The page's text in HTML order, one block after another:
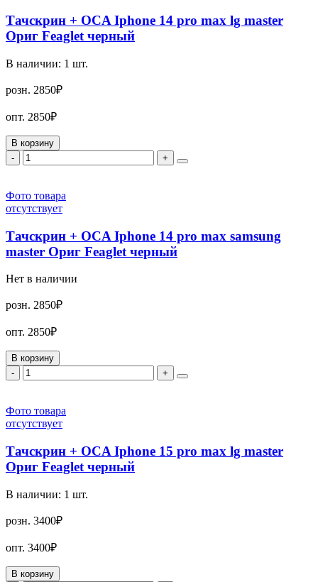
Тачскрин + OCA Iphone 14 pro max lg master
Ориг Feaglet черный
В наличии: 1 шт.
розн. 2850₽
опт. 2850₽
В корзину
-
+
Фото товара
отсутствует
Тачскрин + OCA Iphone 14 pro max samsung
master Ориг Feaglet черный
Нет в наличии
розн. 2850₽
опт. 2850₽
В корзину
-
+
Фото товара
отсутствует
Тачскрин + OCA Iphone 15 pro max lg master
Ориг Feaglet черный
В наличии: 1 шт.
розн. 3400₽
опт. 3400₽
В корзину